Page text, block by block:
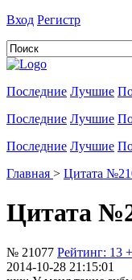
Вход Регистр
Последние Лучшие
Последние Лучшие
Последние Лучшие
Главная > Цитата
Цитата
№ 21077 Рейтинг: 13
2014-10-28 21:15:01